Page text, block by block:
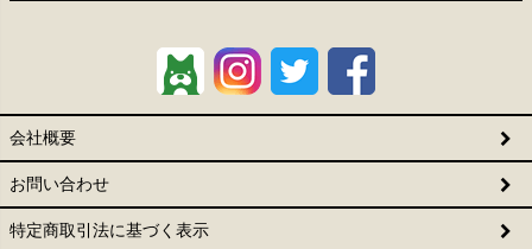
会社概要
お問い合わせ
特定商取引法に基づく表示